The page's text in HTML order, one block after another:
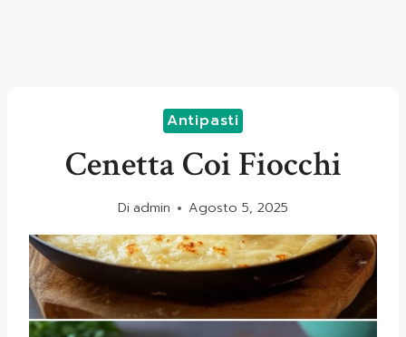
Antipasti
Cenetta Coi Fiocchi
Di admin Agosto 5, 2025